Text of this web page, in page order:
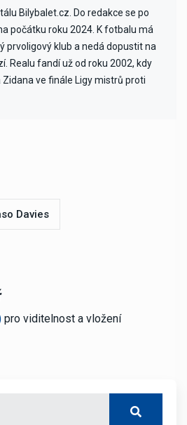
Bilybalet.cz. Do redakce se po
počátku roku 2024. K fotbalu má
prvoligový klub a nedá dopustit na
Realu fandí už od roku 2002, kdy
ve finále Ligy mistrů proti
Davies
pro viditelnost a vložení